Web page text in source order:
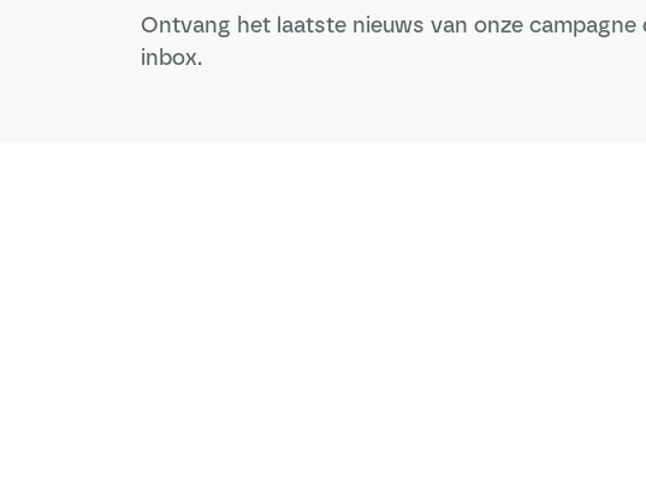
Ontvang het laatste nieuws van onze campagne
inbox.